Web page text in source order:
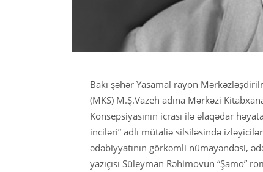
Bakı şəhər Yasamal rayon
(MKS) M.Ş.Vazeh adına Mərkəzi
Konsepsiyasının icrası ilə əlaqədar
inciləri” adlı mütaliə silsiləsində
ədəbiyyatının görkəmli nümayəndəsi,
yazıçısı Süleyman Rəhimovun “Şamo”